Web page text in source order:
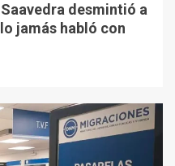
desmintió a
jamás habló con